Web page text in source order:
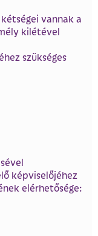
vannak a
kilétével
szükséges
képviselőjéhez
elérhetősége: